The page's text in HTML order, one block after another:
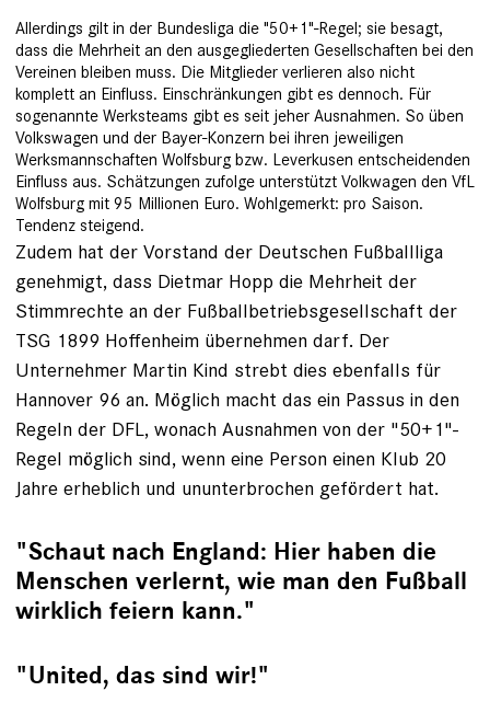
Allerdings gilt in der Bundesliga die "50+1"-Regel; sie besagt,
dass die Mehrheit an den ausgegliederten Gesellschaften bei den
Vereinen bleiben muss. Die Mitglieder verlieren also nicht
komplett an Einfluss. Einschränkungen gibt es dennoch. Für
sogenannte Werksteams gibt es seit jeher Ausnahmen. So üben
Volkswagen und der Bayer-Konzern bei ihren jeweiligen
Werksmannschaften Wolfsburg bzw. Leverkusen entscheidenden
Einfluss aus. Schätzungen zufolge unterstützt Volkwagen den VfL
Wolfsburg mit 95 Millionen Euro. Wohlgemerkt: pro Saison.
Tendenz steigend.
Zudem hat der Vorstand der Deutschen Fußballliga
genehmigt, dass Dietmar Hopp die Mehrheit der
Stimmrechte an der Fußballbetriebsgesellschaft der
TSG 1899 Hoffenheim übernehmen darf. Der
Unternehmer Martin Kind strebt dies ebenfalls für
Hannover 96 an. Möglich macht das ein Passus in den
Regeln der DFL, wonach Ausnahmen von der "50+1"-
Regel möglich sind, wenn eine Person einen Klub 20
Jahre erheblich und ununterbrochen gefördert hat.
"Schaut nach England: Hier haben die
Menschen verlernt, wie man den Fußball
wirklich feiern kann."
"United, das sind wir!"